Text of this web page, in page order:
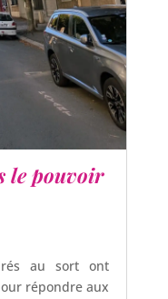
le pouvoir
au sort ont
répondre aux